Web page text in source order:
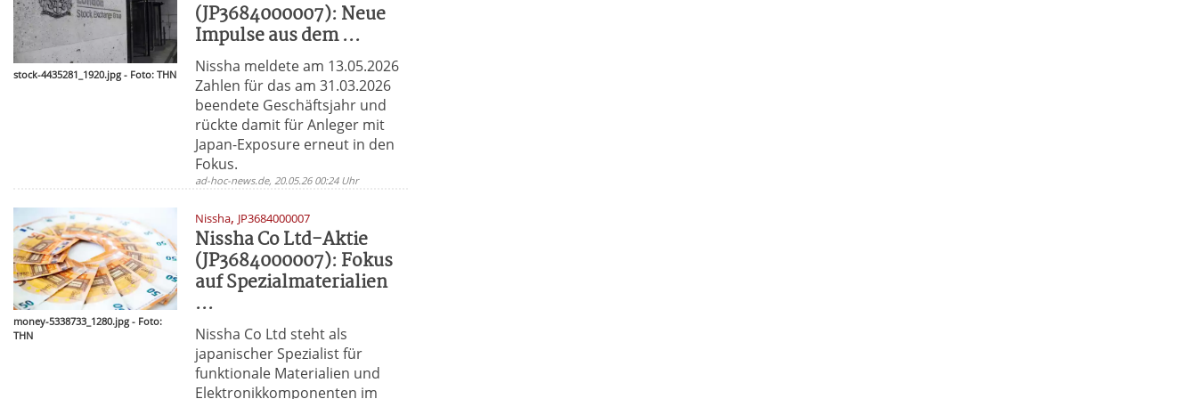
stock-4435281_1920.jpg - Foto: THN
(JP3684000007): Neue
Impulse aus dem ...
Nissha meldete am 13.05.2026
Zahlen für das am 31.03.2026
beendete Geschäftsjahr und
rückte damit für Anleger mit
Japan-Exposure erneut in den
Fokus.
ad-hoc-news.de, 20.05.26 00:24 Uhr
money-5338733_1280.jpg - Foto:
THN
Nissha, JP3684000007
Nissha Co Ltd-Aktie
(JP3684000007): Fokus
auf Spezialmaterialien
...
Nissha Co Ltd steht als
japanischer Spezialist für
funktionale Materialien und
Elektronikkomponenten im